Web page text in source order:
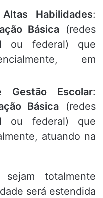
Altas Habilidades:
Básica (redes
ou federal) que
em
Gestão Escolar:
Básica (redes
ou federal) que
atuando na
totalmente
será estendida